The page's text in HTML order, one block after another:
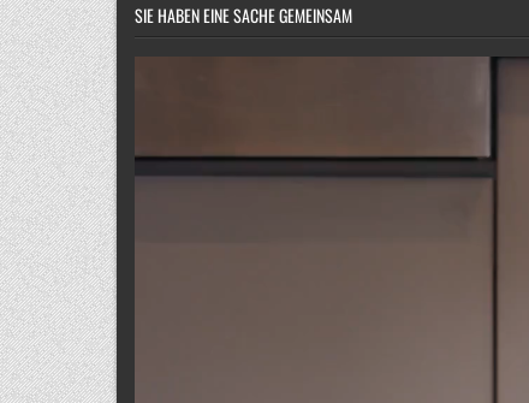
SIE HABEN EINE SACHE GEMEINSAM